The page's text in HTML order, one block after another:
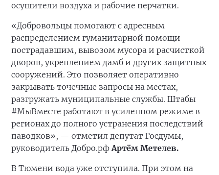
осушители воздуха и рабочие перчатки.
«Добровольцы помогают с адресным
распределением гуманитарной помощи
пострадавшим, вывозом мусора и расчисткой
дворов, укреплением дамб и других защитных
сооружений. Это позволяет оперативно
закрывать точечные запросы на местах,
разгружать муниципальные службы. Штабы
#МыВместе работают в усиленном режиме в
регионах до полного устранения последствий
паводков», — отметил депутат Госдумы,
руководитель Добро.рфАртём Метелев.
В Тюмени вода уже отступила. При этом на